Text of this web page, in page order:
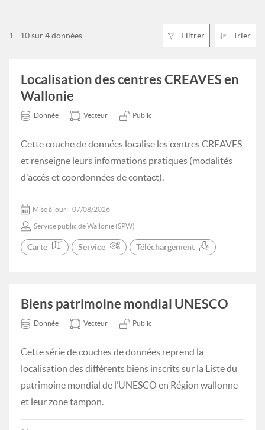
Filtrer Trier
1 - 10 sur 4 données
Localisation des centres CREAVES en
Wallonie
Donnée Vecteur Public
Cette couche de données localise les centres CREAVES
et renseigne leurs informations pratiques (modalités
d'accès et coordonnées de contact).
Mise à jour: 07/08/2026
Service public de Wallonie (SPW)
Carte Service Téléchargement
Biens patrimoine mondial UNESCO
Donnée Vecteur Public
Cette série de couches de données reprend la
localisation des différents biens inscrits sur la Liste du
patrimoine mondial de l’UNESCO en Région wallonne
et leur zone tampon.